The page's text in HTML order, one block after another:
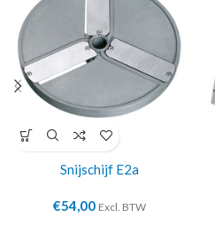
Snijschijf E2a
€54,00 Excl. BTW